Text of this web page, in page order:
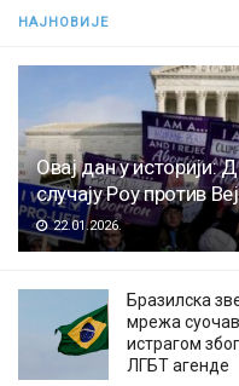
НАЈНОВИЈЕ
Овај дан у историји:
случају Роу против
22.01.2026.
Бразилска
мрежа
истрагом
ЛГБТ агенде